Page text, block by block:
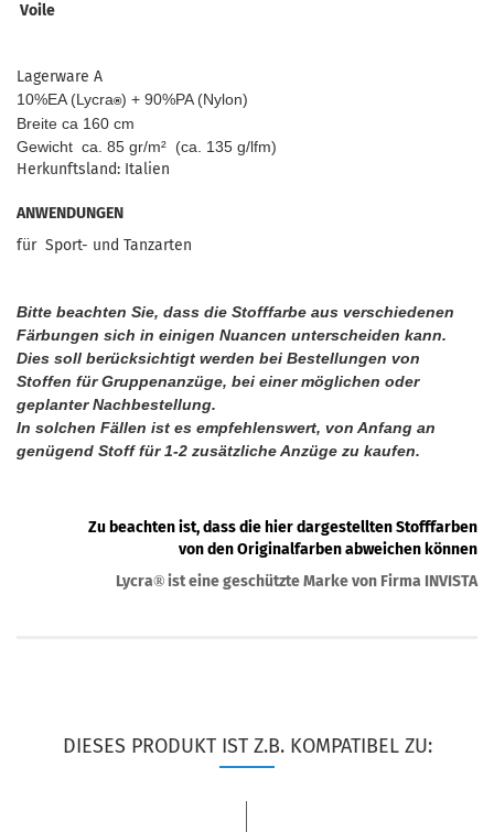
Voile
Lagerware A
10%EA (Lycra®) + 90%PA (Nylon)
Breite ca 160 cm
Gewicht ca. 85 gr/m² (ca. 135 g/lfm)
Herkunftsland: Italien
ANWENDUNGEN
für Sport- und Tanzarten
Bitte beachten Sie, dass die Stofffarbe aus verschiedenen
Färbungen sich in einigen Nuancen unterscheiden kann.
Dies soll berücksichtigt werden bei Bestellungen von
Stoffen für Gruppenanzüge, bei einer möglichen oder
geplanter Nachbestellung.
In solchen Fällen ist es empfehlenswert, von Anfang an
genügend Stoff für 1-2 zusätzliche Anzüge zu kaufen.
Zu beachten ist, dass die hier dargestellten Stofffarben
von den Originalfarben abweichen können
Lycra® ist eine geschützte Marke von Firma INVISTA
DIESES PRODUKT IST Z.B. KOMPATIBEL ZU: